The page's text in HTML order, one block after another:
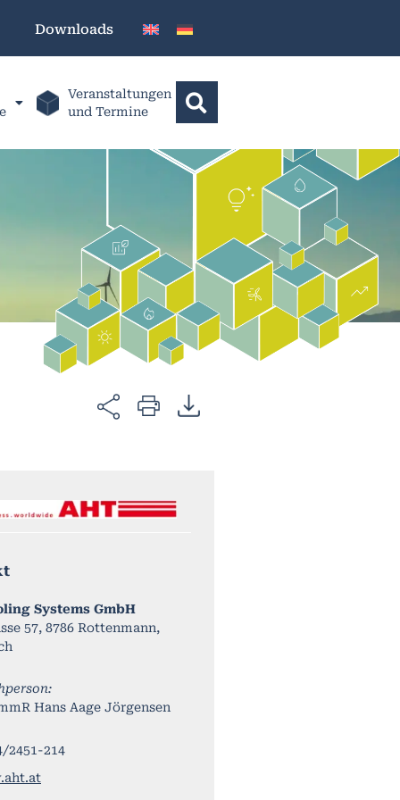
Downloads
Veranstaltungen
und Termine
Systems GmbH
57, 8786 Rottenmann,
Hans Aage Jörgensen
2451-214